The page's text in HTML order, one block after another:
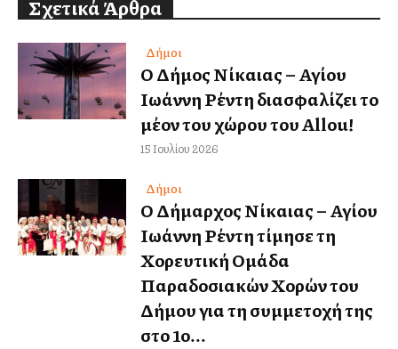
Σχετικά Άρθρα
Δήμοι
Ο Δήμος Νίκαιας – Αγίου
Ιωάννη Ρέντη διασφαλίζει το
μέλλον του χώρου του Allou!
15 Ιουλίου 2026
Δήμοι
Ο Δήμαρχος Νίκαιας – Αγίου
Ιωάννη Ρέντη τίμησε τη
Χορευτική Ομάδα
Παραδοσιακών Χορών του
Δήμου για τη συμμετοχή της
στο 1ο...